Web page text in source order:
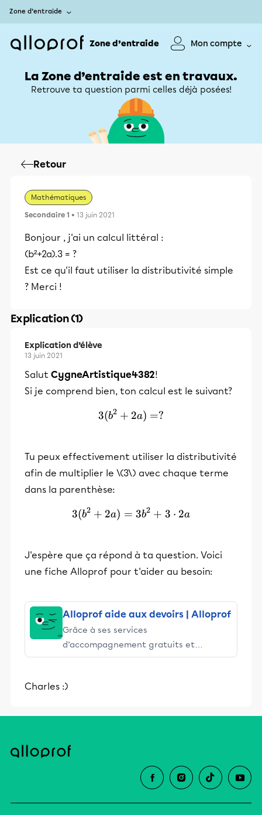
Zone d’entraide
Zone d’entraide Mon compte
La Zone d’entraide est en travaux.
Retrouve ta question parmi celles déjà posées!
Retour
Mathématiques
Secondaire 1 • 13 juin 2021
Bonjour , j'ai un calcul littéral :
(b²+2a).3 = ?
Est ce qu'il faut utiliser la distributivité simple
? Merci !
Explication (1)
Explication d’élève
13 juin 2021
Salut CygneArtistique4382!
Si je comprend bien, ton calcul est le suivant?
3(b^2 + 2a) = ?
3(b2 + 2a) =?
Tu peux effectivement utiliser la distributivité
afin de multiplier le \(3\) avec chaque terme
dans la parenthèse:
3(b^2 + 2a) = 3b^2 + 3
3(b2 + 2a) = 3b2 + 3 ⋅ 2a
J'espère que ça répond à ta question. Voici
une fiche Alloprof pour t'aider au besoin:
Alloprof aide aux devoirs | Alloprof
Grâce à ses services
d’accompagnement gratuits et
stimulants, Alloprof engage les élèves
éducative.
Charles :)